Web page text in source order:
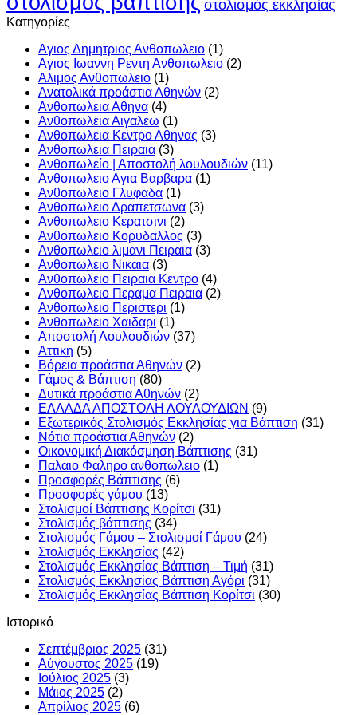
στολισμός εκκλησίας
Kατηγορίες
Αγιος Δημητριος Ανθοπωλειο (1)
Αγιος Ιωαννη Ρεντη Ανθοπωλειο (2)
Αλιμος Ανθοπωλειο (1)
Ανατολικά προάστια Αθηνών (2)
Ανθοπωλεια Αθηνα (4)
Ανθοπωλεια Αιγαλεω (1)
Ανθοπωλεια Κεντρο Αθηνας (3)
Ανθοπωλεια Πειραια (3)
Ανθοπωλείο | Αποστολή λουλουδιών (11)
Ανθοπωλειο Αγια Βαρβαρα (1)
Ανθοπωλειο Γλυφαδα (1)
Ανθοπωλειο Δραπετσωνα (3)
Ανθοπωλειο Κερατσινι (2)
Ανθοπωλειο Κορυδαλλος (3)
Ανθοπωλειο λιμανι Πειραια (3)
Ανθοπωλειο Νικαια (3)
Ανθοπωλειο Πειραια Κεντρο (4)
Ανθοπωλειο Περαμα Πειραια (2)
Ανθοπωλειο Περιστερι (1)
Ανθοπωλειο Χαιδαρι (1)
Αποστολή Λουλουδιών (37)
Αττικη (5)
Βόρεια προάστια Αθηνών (2)
Γάμος & Βάπτιση (80)
Δυτικά προάστια Αθηνών (2)
ΕΛΛΑΔΑ ΑΠΟΣΤΟΛΗ ΛΟΥΛΟΥΔΙΩΝ (9)
Εξωτερικός Στολισμός Εκκλησίας για Βάπτιση (31)
Νότια προάστια Αθηνών (2)
Οικονομική Διακόσμηση Βάπτισης (31)
Παλαιο Φαληρο ανθοπωλειο (1)
Προσφορές Βάπτισης (6)
Προσφορές γάμου (13)
Στολισμοί Βάπτισης Κορίτσι (31)
Στολισμός βάπτισης (34)
Στολισμός Γάμου – Στολισμοί Γάμου (24)
Στολισμός Εκκλησίας (42)
Στολισμός Εκκλησίας Βάπτιση – Τιμή (31)
Στολισμός Εκκλησίας Βάπτιση Αγόρι (31)
Στολισμός Εκκλησίας Βάπτιση Κορίτσι (30)
Ιστορικό
Σεπτέμβριος 2025 (31)
Αύγουστος 2025 (19)
Ιούλιος 2025 (3)
Μάιος 2025 (2)
Απρίλιος 2025 (6)